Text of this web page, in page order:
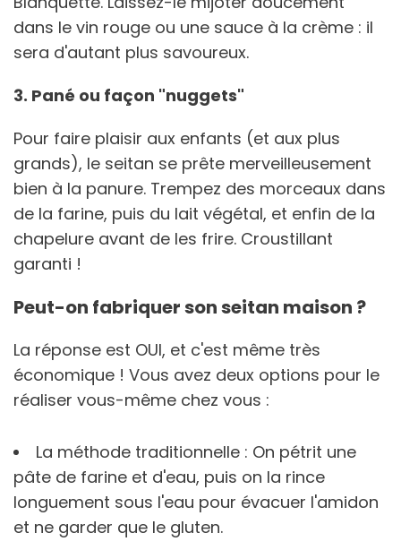
dans le vin rouge ou une sauce à la crème : il
sera d'autant plus savoureux.
3. Pané ou façon "nuggets"
Pour faire plaisir aux enfants (et aux plus
grands), le seitan se prête merveilleusement
bien à la panure. Trempez des morceaux dans
de la farine, puis du lait végétal, et enfin de la
chapelure avant de les frire. Croustillant
garanti !
Peut-on fabriquer son seitan maison ?
La réponse est OUI, et c'est même très
économique ! Vous avez deux options pour le
réaliser vous-même chez vous :
La méthode traditionnelle : On pétrit une
pâte de farine et d'eau, puis on la rince
longuement sous l'eau pour évacuer l'amidon
et ne garder que le gluten.